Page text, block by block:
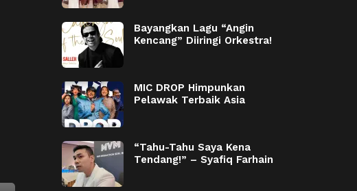
Bayangkan Lagu “Angin
Kencang” Diiringi Orkestra!
MIC DROP Himpunkan
Pelawak Terbaik Asia
“Tahu-Tahu Saya Kena
Tendang!” – Syafiq Farhain